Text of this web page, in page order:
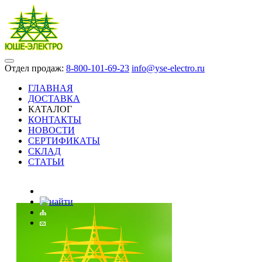
Отдел продаж: 8-800-101-69-23 info@yse-electro.ru
ГЛАВНАЯ
ДОСТАВКА
КАТАЛОГ
КОНТАКТЫ
НОВОСТИ
СЕРТИФИКАТЫ
СКЛАД
СТАТЬИ